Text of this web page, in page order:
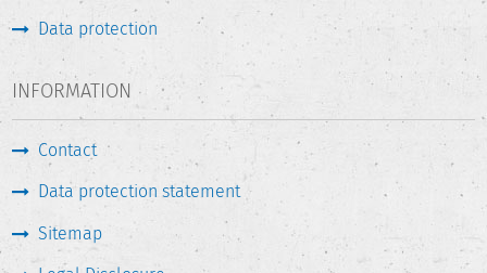
Data protection
INFORMATION
Contact
Data protection statement
Sitemap